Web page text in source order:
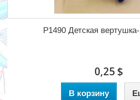
P1490 Детская
0,25 $
В корзину